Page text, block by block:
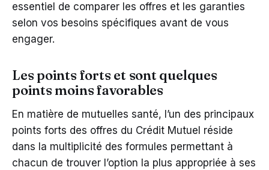
essentiel de comparer les offres et les garanties
selon vos besoins spécifiques avant de vous
engager.
Les points forts et sont quelques
points moins favorables
En matière de mutuelles santé, l’un des principaux
points forts des offres du Crédit Mutuel réside
dans la multiplicité des formules permettant à
chacun de trouver l’option la plus appropriée à ses